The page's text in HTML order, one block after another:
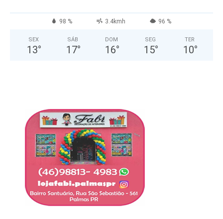
98 % 3.4kmh 96 %
SEX
13°
SÁB
17°
DOM
16°
SEG
15°
TER
10°